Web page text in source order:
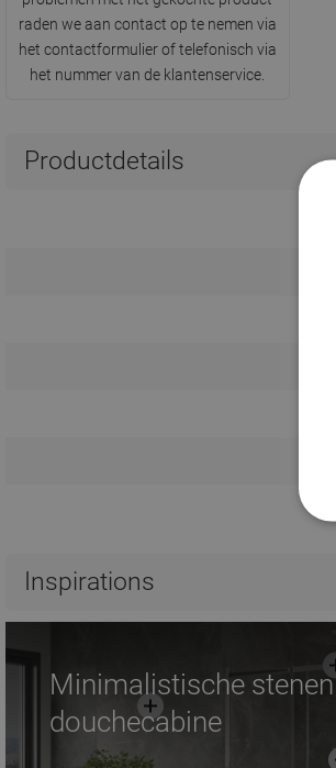
raden we aan contact op te nemen via
het contactformulier of telefonisch via
het nummer van de klantenservice.
Productdetails
Inspirations
Minimalistische stenen
douchecabine